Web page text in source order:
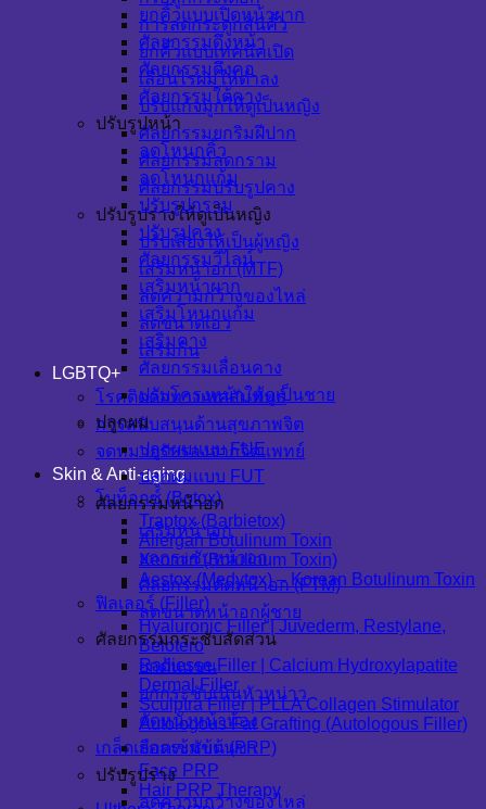
การลดกระดูกสันคิ้ว
ยกคิ้วแบบเทคนิคเปิด
เลื่อนไรผมให้ต่ำลง
ปรับแก้จมูกให้ดูเป็นหญิง
ศัลยกรรมยกริมฝีปาก
ศัลยกรรมลดกราม
ศัลยกรรมปรับรูปคาง
ปรับรูปร่างให้ดูเป็นหญิง
ปรับเสียงให้เป็นผู้หญิง
เสริมหน้าอก (MTF)
ลดความกว้างของไหล่
ลดขนาดเอว
เสริมก้น
LGBTQ+
โรคติดต่อทางเพศสัมพันธ์
การสนับสนุนด้านสุขภาพจิต
จดหมายรับรองจากจิตแพทย์
Skin & Anti-aging
โบท็อกซ์ (Botox)
Traptox (Barbietox)
Allergan Botulinum Toxin
Xeomin (Botulinum Toxin)
Aestox (Medytox) – Korean Botulinum Toxin
ฟิลเลอร์ (Filler)
Hyaluronic Filler | Juvederm, Restylane,
Belotero
Radiesse Filler | Calcium Hydroxylapatite
Dermal Filler
Sculptra Filler | PLLA Collagen Stimulator
Autologous Fat Grafting (Autologous Filler)
เกล็ดเลือดเข้มข้น (PRP)
Face PRP
Hair PRP Therapy
ยกคิ้วแบบเปิดหน้าผาก
ศัลยกรรมดึงหน้า
ศัลยกรรมดึงคอ
ศัลยกรรมใต้คาง
ปรับรูปหน้า
ลดโหนกคิ้ว
ลดโหนกแก้ม
ปรับรูปกราม
ปรับรูปคาง
ศัลยกรรมวีไลน์
เสริมหน้าผาก
เสริมโหนกแก้ม
เสริมคาง
ศัลยกรรมเลื่อนคาง
ปรับโครงหน้าให้ดูเป็นชาย
ปลูกผม
ปลูกผมแบบ FUE
ปลูกผมแบบ FUT
ศัลยกรรมหน้าอก
เสริมหน้าอก
ยกกระชับหน้าอก
ศัลยกรรมตัดหน้าอก (FTM)
ลดขนาดหน้าอกผู้ชาย
ศัลยกรรมกระชับสัดส่วน
ยกต้นแขน
ยกกระชับเนินหัวหน่าว
ตัดหนังหน้าท้อง
ยกกระชับต้นขา
ปรับรูปร่าง
ลดความกว้างของไหล่